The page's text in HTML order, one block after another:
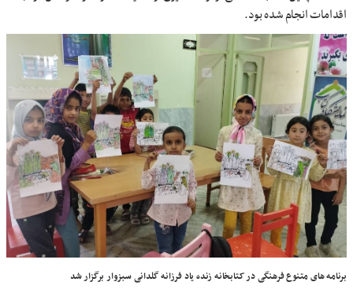
اقدامات انجام شده بود.
برنامه های متنوع فرهنگی در کتابخانه زنده یاد فرزانه گلدانی سبزوار برگزار شد